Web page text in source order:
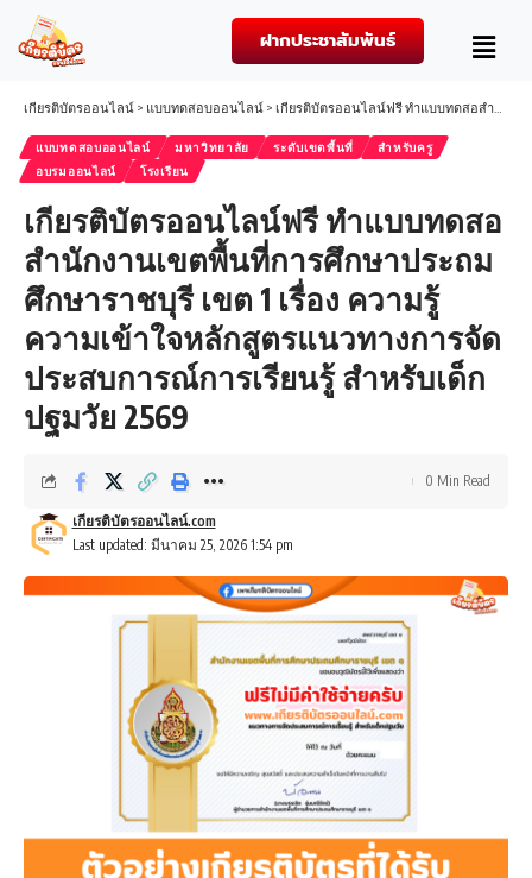
ฝากประชาสัมพันธ์
เกียรติบัตรออนไลน์ > แบบทดสอบออนไลน์ > เกียรติบัตรออนไลน์ฟรี ทำแบบทดสอสำนักงานเขตพื้นที่การศึกษาประถมศึกษาราชบุรี เขต 1 เรื่อง ความรู้ความเข้าใจหลักสูตรแนวทางการจัดประสบการณ์การเรียนรู้ สำหรับเด็กปฐมวัย 2569
แบบทดสอบออนไลน์ มหาวิทยาลัย ระดับเขตพื้นที่
สำหรับครู
อบรมออนไลน์
โรงเรียน
เกียรติบัตรออนไลน์ฟรี ทำแบบทดสอ
สำนักงานเขตพื้นที่การศึกษาประถม
ศึกษาราชบุรี เขต 1 เรื่อง ความรู้
ความเข้าใจหลักสูตรแนวทางการจัด
ประสบการณ์การเรียนรู้ สำหรับเด็ก
ปฐมวัย 2569
Last updated: มีนาคม 25, 2026 1:54 pm
เกียรติบัตรออนไลน์.com
0 Min Read